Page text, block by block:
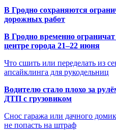
В Гродно сохраняются
дорожных работ
В Гродно временно
центре города 21–22 июня
Что сшить или переделать из
апсайклинга для рукодельниц
Водителю стало плохо за
ДТП с грузовиком
Снос гаража или дачного
не попасть на штраф